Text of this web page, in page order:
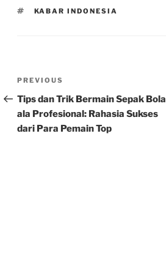
TAGS
KABAR INDONESIA
Post
navigation
Previous
Post
PREVIOUS
Tips dan Trik Bermain Sepak Bola
ala Profesional: Rahasia Sukses
dari Para Pemain Top